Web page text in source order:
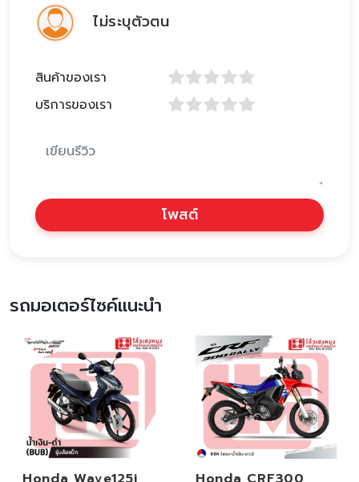
ไม่ระบุตัวตน
สินค้าของเรา
บริการของเรา
โพสต์
รถมอเตอร์ไซค์แนะนำ